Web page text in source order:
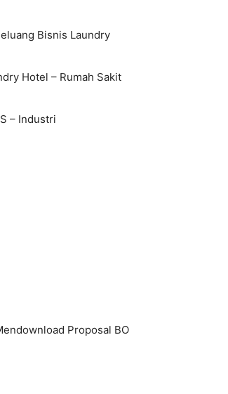
Bisnis Laundry
Hotel – Rumah Sakit
– Industri
Proposal BO